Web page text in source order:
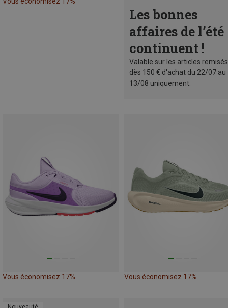
Les bonnes
affaires de l’été
continuent !
Valable sur les articles remisés
dès 150 € d'achat du 22/07 au
13/08 uniquement.
Vous économisez 17% Vous économisez 17%